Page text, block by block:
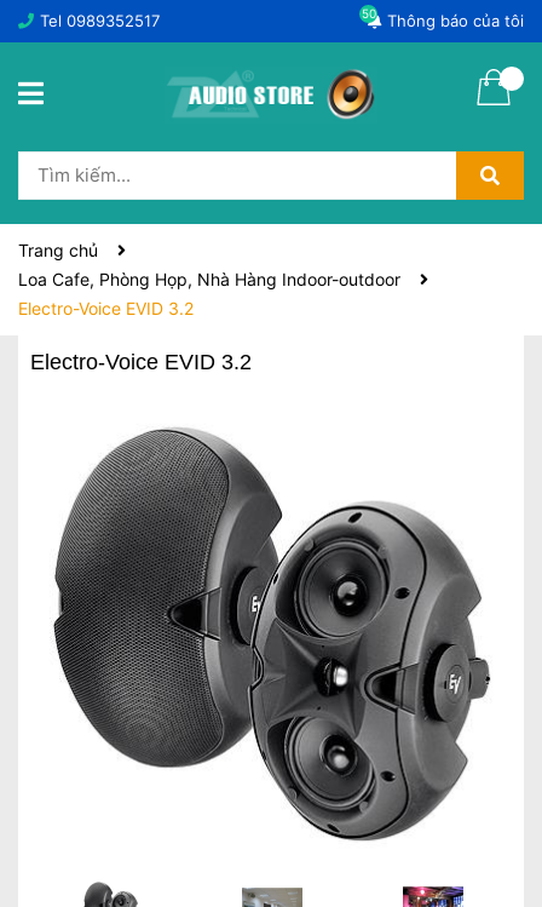
Tel 0989352517 Thông báo của tôi
50
Trang chủ
Loa Cafe, Phòng Họp, Nhà Hàng Indoor-outdoor
Electro-Voice EVID 3.2
Electro-Voice EVID 3.2